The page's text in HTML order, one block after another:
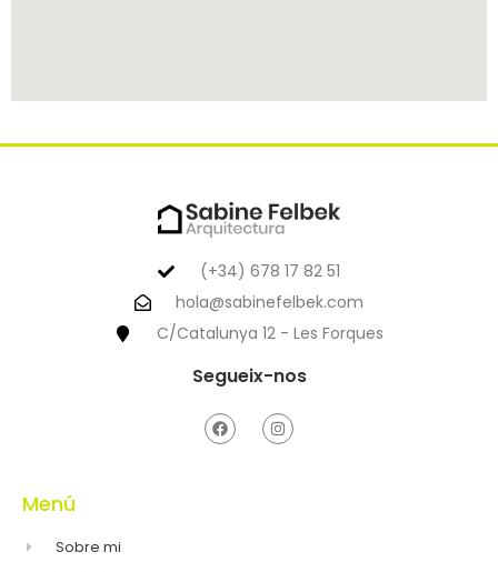
(+34) 678 17 82 51
hola@sabinefelbek.com
C/Catalunya 12 - Les Forques
Segueix-nos
Menú
Sobre mi